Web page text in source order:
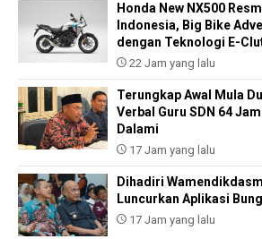
Honda New NX500
Indonesia, Big Bike
dengan Teknologi E-
22 Jam yang lalu
Terungkap Awal Mula
Verbal Guru SDN 64
Dalami
17 Jam yang lalu
Dihadiri
Luncurkan Aplikasi
17 Jam yang lalu